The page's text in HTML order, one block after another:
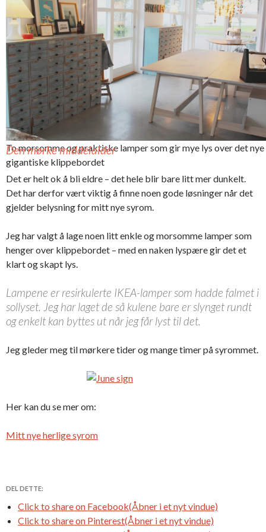
Prøver å lage et visst
system før ull kulene
som tres på snoren
som det er.
Lampene er kommet på plass i
det nye syrommet
To morsomme og praktiske lamper som gir mye lys over det nye
gigantiske klippebordet
Den mørke middelalder
Det er helt ok å bli eldre – det hele blir bare litt mer dunkelt.
Det har derfor vært viktig å finne noen gode løsninger når det
gjelder belysning for mitt nye syrom.
Jeg har valgt å lage noen litt enkle og morsomme lamper som
henger over klippebordet – med en naken lyspære gir det et
klart og skapt lys.
Lampene er resirkulerte IKEA-lamper som hadde falmet i
sollyset. Jeg har laget de så kulene bare er slynget rundt
og enkelt kan byttes ut når jeg får lyst til det.
Jeg gleder meg til mørkere tider og mange timer på syrommet.
Her kan du se mer om:
Mitt nye herlige syrom
DEL DETTE:
Click to share on Facebook(Åbner i et nyt vindue)
Click to share on Pinterest(Åbner i et nyt vindue)